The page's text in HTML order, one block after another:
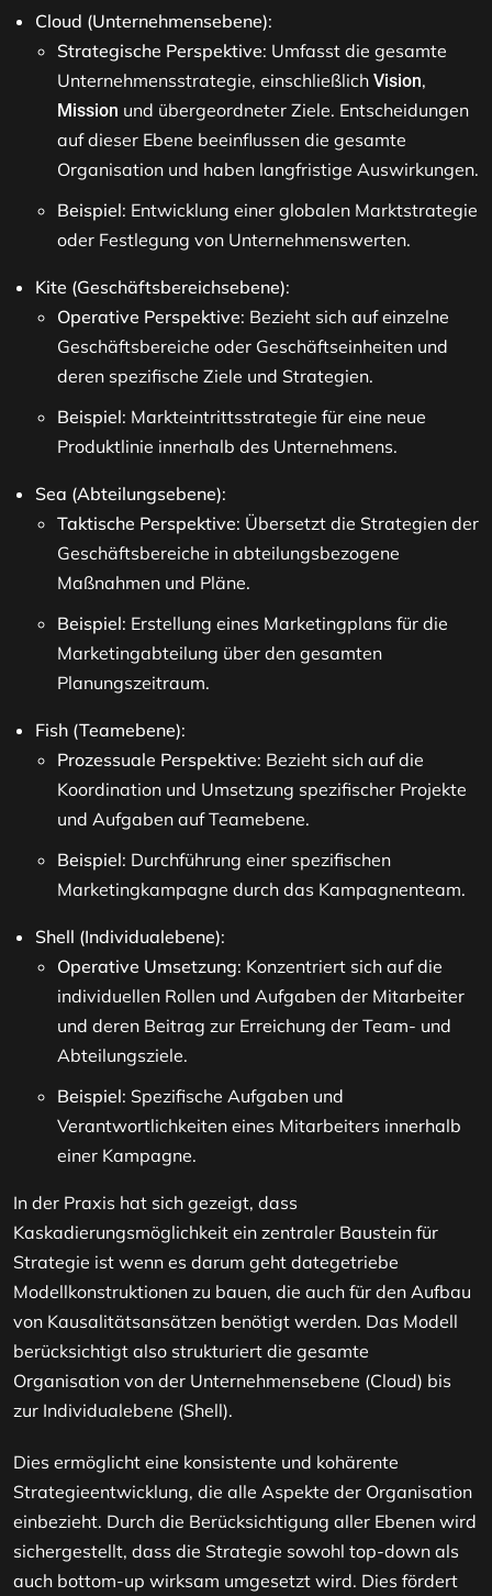
Cloud (Unternehmensebene):
Strategische Perspektive: Umfasst die gesamte
Unternehmensstrategie, einschließlich Vision,
Mission und übergeordneter Ziele. Entscheidungen
auf dieser Ebene beeinflussen die gesamte
Organisation und haben langfristige Auswirkungen.
Beispiel: Entwicklung einer globalen Marktstrategie
oder Festlegung von Unternehmenswerten.
Kite (Geschäftsbereichsebene):
Operative Perspektive: Bezieht sich auf einzelne
Geschäftsbereiche oder Geschäftseinheiten und
deren spezifische Ziele und Strategien.
Beispiel: Markteintrittsstrategie für eine neue
Produktlinie innerhalb des Unternehmens.
Sea (Abteilungsebene):
Taktische Perspektive: Übersetzt die Strategien der
Geschäftsbereiche in abteilungsbezogene
Maßnahmen und Pläne.
Beispiel: Erstellung eines Marketingplans für die
Marketingabteilung über den gesamten
Planungszeitraum.
Fish (Teamebene):
Prozessuale Perspektive: Bezieht sich auf die
Koordination und Umsetzung spezifischer Projekte
und Aufgaben auf Teamebene.
Beispiel: Durchführung einer spezifischen
Marketingkampagne durch das Kampagnenteam.
Shell (Individualebene):
Operative Umsetzung: Konzentriert sich auf die
individuellen Rollen und Aufgaben der Mitarbeiter
und deren Beitrag zur Erreichung der Team- und
Abteilungsziele.
Beispiel: Spezifische Aufgaben und
Verantwortlichkeiten eines Mitarbeiters innerhalb
einer Kampagne.
In der Praxis hat sich gezeigt, dass
Kaskadierungsmöglichkeit ein zentraler Baustein für
Strategie ist wenn es darum geht dategetriebe
Modellkonstruktionen zu bauen, die auch für den Aufbau
von Kausalitätsansätzen benötigt werden. Das Modell
berücksichtigt also strukturiert die gesamte
Organisation von der Unternehmensebene (Cloud) bis
zur Individualebene (Shell).
Dies ermöglicht eine konsistente und kohärente
Strategieentwicklung, die alle Aspekte der Organisation
einbezieht. Durch die Berücksichtigung aller Ebenen wird
sichergestellt, dass die Strategie sowohl top-down als
auch bottom-up wirksam umgesetzt wird. Dies fördert